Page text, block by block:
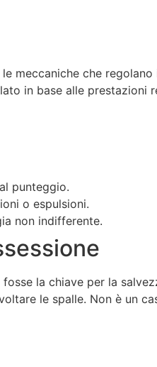
meccaniche che regolano
in base alle prestazioni
punteggio.
o espulsioni.
non indifferente.
la chiave per la
le spalle. Non è un